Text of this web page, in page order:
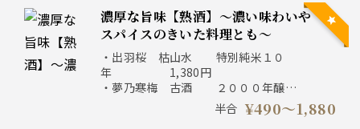
・鳳陽 超辛口 純米
590円
390円
・竹岡 総の舞 特別純米
690円
・金陵 純米
濃厚な旨味【熟酒】～濃い味わいや
スパイスのきいた料理とも～
・出羽桜 枯山水 特別純米１０
年 1,380円
・夢乃寒梅 古酒 ２０００年醸
・達磨正宗 純米３
半合 ¥490〜1,880